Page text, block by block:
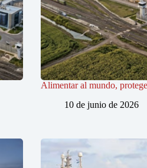
Alimentar al mundo,
10 de junio de 2026